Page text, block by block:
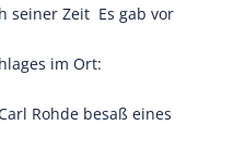
seiner Zeit Es gab vor
im Ort:
Rohde besaß eines